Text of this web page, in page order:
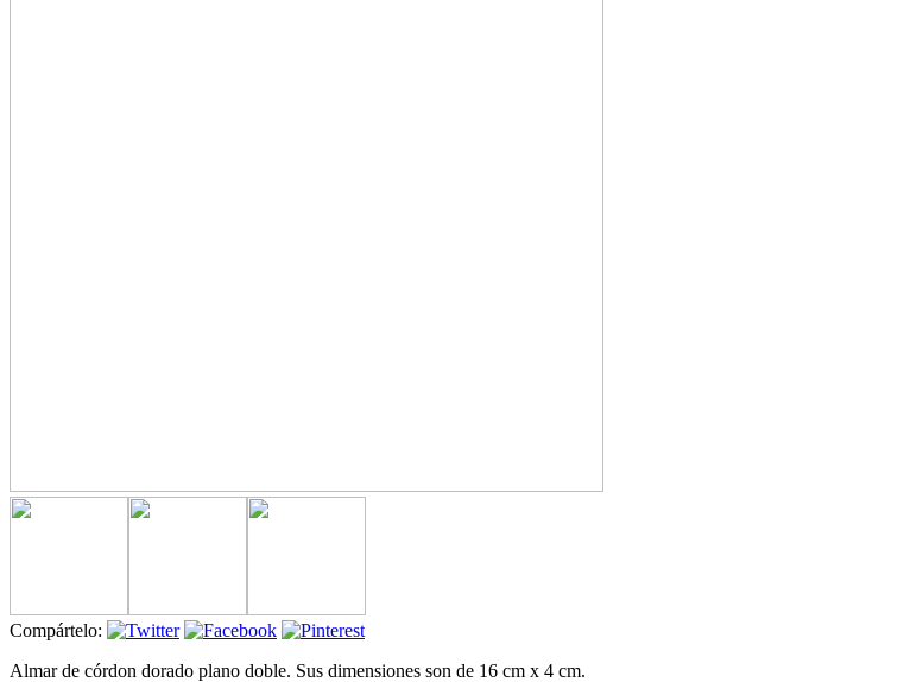
Compártelo:
Almar de córdon dorado plano doble. Sus dimensiones son de 16 cm x 4 cm.